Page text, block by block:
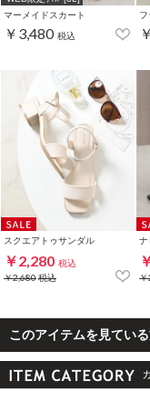
マーメイドスカート
￥3,480 税込
スクエアトゥサンダル
￥2,280 税込
￥2,680税込
ナ
このアイテムを見てい